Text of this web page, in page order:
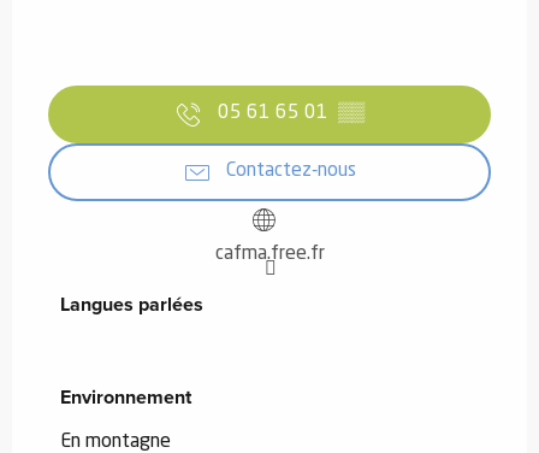
05 61 65 01 ▒▒
Contactez-nous
cafma.free.fr
Langues parlées
Langues parlées
Environnement
Environnement
En montagne